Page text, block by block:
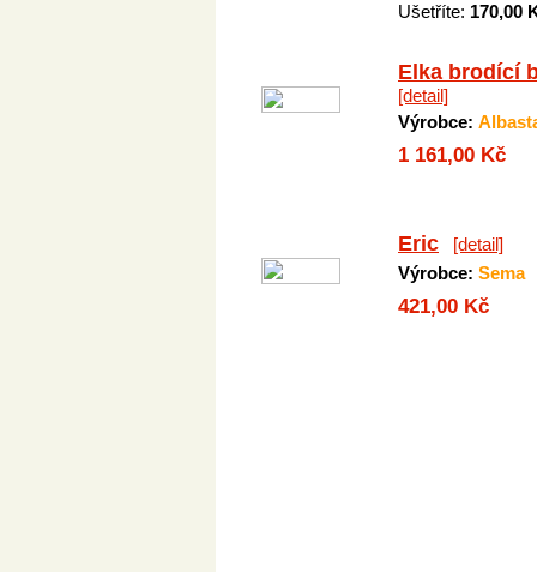
Ušetříte: 170,00
Elka brodící
[detail]
Výrobce:
1 161,00 Kč
Eric
[detail]
Výrobce: Sema
421,00 Kč